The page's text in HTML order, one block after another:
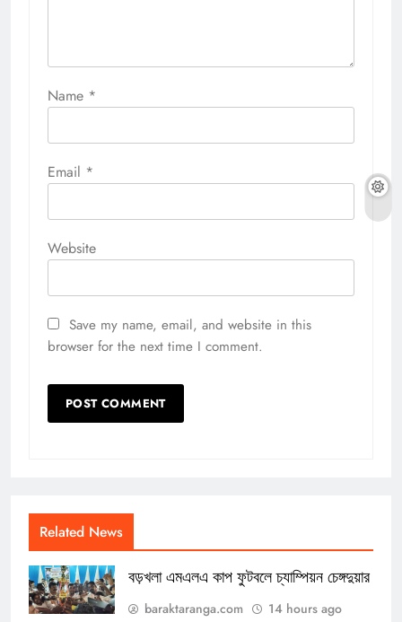
Name *
Email *
Website
Save my name, email, and website in this
browser for the next time I comment.
Related News
বড়খলা এমএলএ কাপ ফুটবলে চ্যাম্পিয়ন চেঙ্গদুয়ার
baraktaranga.com 14 hours ago